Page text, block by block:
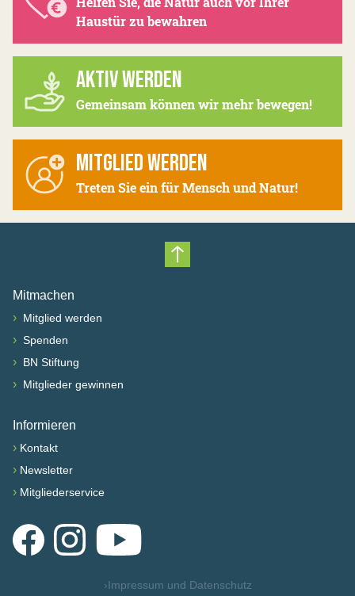
Haustür zu bewahren
AKTIV WERDEN
Gemeinsam können wir mehr bewegen!
MITGLIED WERDEN
Treten Sie ein für Mensch und Natur!
Nach oben scrollen
Mitmachen
› Mitglied werden
› Spenden
› BN Stiftung
› Mitglieder gewinnen
Informieren
› Kontakt
› Newsletter
› Mitgliederservice
FacebookInstagramYouTube
›Impressum und Datenschutz